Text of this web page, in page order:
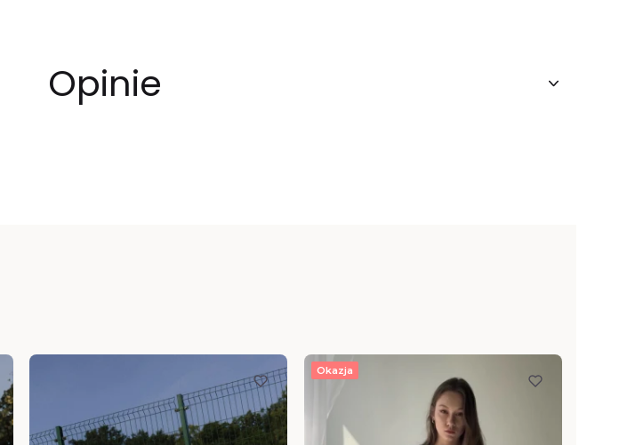
Opinie
Okazja